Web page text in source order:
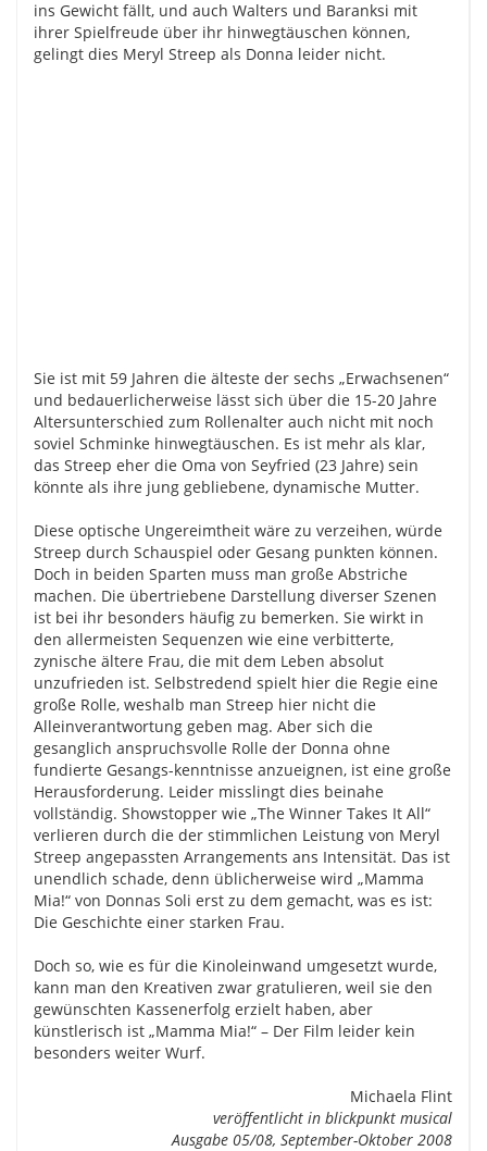
ins Gewicht fällt, und auch Walters und Baranksi mit
ihrer Spielfreude über ihr hinwegtäuschen können,
gelingt dies Meryl Streep als Donna leider nicht.
Sie ist mit 59 Jahren die älteste der sechs „Erwachsenen“
und bedauerlicherweise lässt sich über die 15-20 Jahre
Altersunterschied zum Rollenalter auch nicht mit noch
soviel Schminke hinwegtäuschen. Es ist mehr als klar,
das Streep eher die Oma von Seyfried (23 Jahre) sein
könnte als ihre jung gebliebene, dynamische Mutter.
Diese optische Ungereimtheit wäre zu verzeihen, würde
Streep durch Schauspiel oder Gesang punkten können.
Doch in beiden Sparten muss man große Abstriche
machen. Die übertriebene Darstellung diverser Szenen
ist bei ihr besonders häufig zu bemerken. Sie wirkt in
den allermeisten Sequenzen wie eine verbitterte,
zynische ältere Frau, die mit dem Leben absolut
unzufrieden ist. Selbstredend spielt hier die Regie eine
große Rolle, weshalb man Streep hier nicht die
Alleinverantwortung geben mag. Aber sich die
gesanglich anspruchsvolle Rolle der Donna ohne
fundierte Gesangs-kenntnisse anzueignen, ist eine große
Herausforderung. Leider misslingt dies beinahe
vollständig. Showstopper wie „The Winner Takes It All“
verlieren durch die der stimmlichen Leistung von Meryl
Streep angepassten Arrangements ans Intensität. Das ist
unendlich schade, denn üblicherweise wird „Mamma
Mia!“ von Donnas Soli erst zu dem gemacht, was es ist:
Die Geschichte einer starken Frau.
Doch so, wie es für die Kinoleinwand umgesetzt wurde,
kann man den Kreativen zwar gratulieren, weil sie den
gewünschten Kassenerfolg erzielt haben, aber
künstlerisch ist „Mamma Mia!“ – Der Film leider kein
besonders weiter Wurf.
Michaela Flint
veröffentlicht in blickpunkt musical
Ausgabe 05/08, September-Oktober 2008